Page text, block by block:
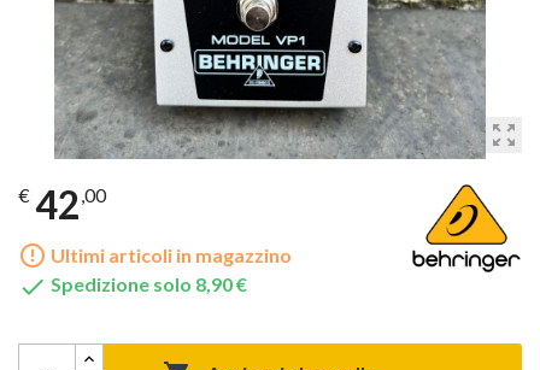
zoom_out_map
€ 42,00
error_outline Ultimi articoli in magazzino
 Spedizione solo 8,90 €